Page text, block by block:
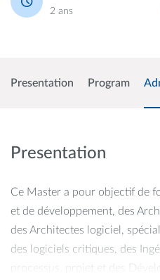
2 ans
Presentation Program
Presentation
Ce Master a pour objectif de
et de développement, des
des Architectes logiciel,
des logiciels critiques, des
processus, projet et des